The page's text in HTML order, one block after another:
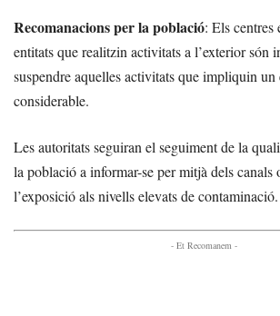
Recomanacions per la població: Els centres
entitats que realitzin activitats a l’exterior són
suspendre aquelles activitats que impliquin
considerable.
Les autoritats seguiran el seguiment de la
la població a informar-se per mitjà dels
l’exposició als nivells elevats de contaminació.
- Et Recomanem -